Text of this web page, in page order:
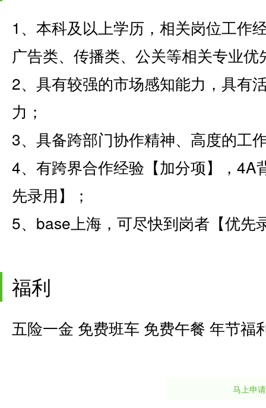
1、本科及以上学历，相关岗位工作
广告类、传播类、公关等相关专业优
2、具有较强的市场感知能力，具有
力；
3、具备跨部门协作精神、高度的工
4、有跨界合作经验【加分项】，4A
先录用】；
5、base上海，可尽快到岗者【优先
福利
五险一金 免费班车 免费午餐 年节福
马上申请